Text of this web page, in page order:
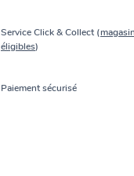
Service Click & Collect (
éligibles)
Paiement sécurisé